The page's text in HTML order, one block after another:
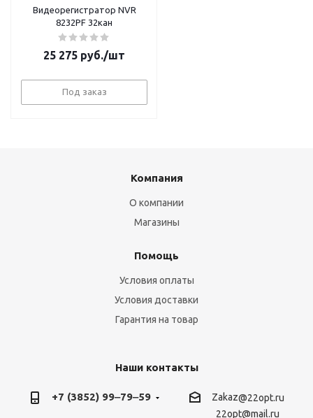
Видеорегистратор NVR
8232PF 32кан
25 275 руб./шт
Под заказ
Компания
О компании
Магазины
Помощь
Условия оплаты
Условия доставки
Гарантия на товар
Наши контакты
+7 (3852) 99‒79‒59 Zakaz@22opt.ru
22opt@mail.ru